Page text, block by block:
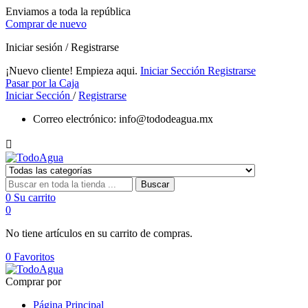
Enviamos a toda la república
Comprar de nuevo
Iniciar sesión / Registrarse
¡Nuevo cliente! Empieza aqui. Iniciar Sección Registrarse
Pasar por la Caja
Iniciar Sección /Registrarse
Correo electrónico: info@tododeagua.mx

Buscar
0 Su carrito
0
No tiene artículos en su carrito de compras.
0 Favoritos
Comprar por
Página Principal